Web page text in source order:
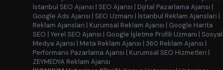
İstanbul SEO Ajansı | SEO Ajansı | Dijital Pazarlama Ajansı |
Google Ads Ajansı | SEO Uzmanı | İstanbul Reklam Ajansları |
Reklam Ajansları | Kurumsal Reklam Ajansı | Google Harita
SEO | Yerel SEO Ajansı | Google İşletme Profili Uzmanı | Sosyal
Medya Ajansı | Meta Reklam Ajansı | 360 Reklam Ajansı |
Performans Pazarlama Ajansı | Kurumsal SEO Hizmetleri |
ZEYMEDYA Reklam Ajansı